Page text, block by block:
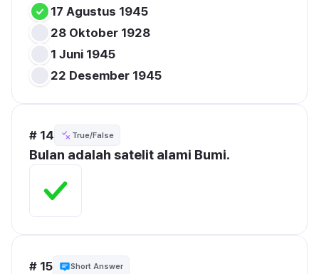
17 Agustus 1945
28 Oktober 1928
1 Juni 1945
22 Desember 1945
# 14 True/False
Bulan adalah satelit alami Bumi.
# 15 Short Answer